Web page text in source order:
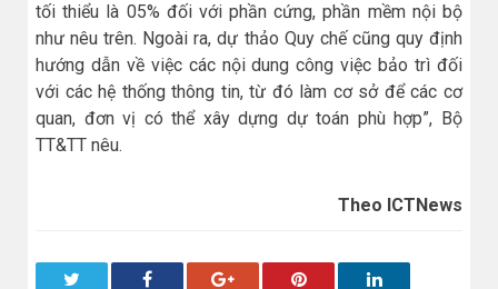
tối thiểu là 05% đối với phần cứng, phần mềm nội bộ
như nêu trên. Ngoài ra, dự thảo Quy chế cũng quy định
hướng dẫn về việc các nội dung công việc bảo trì đối
với các hệ thống thông tin, từ đó làm cơ sở để các cơ
quan, đơn vị có thể xây dựng dự toán phù hợp”, Bộ
TT&TT nêu.
Theo ICTNews
Facebook Google+ Pinterest LinkedIn